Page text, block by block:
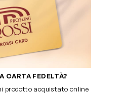
CARTA FEDELTÀ?
prodotto acquistato online